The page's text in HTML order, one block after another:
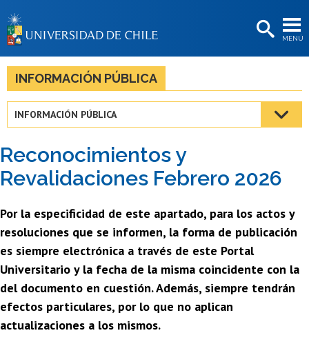
MENÚ
BIBLIOTECAS
LA UNIVERSIDAD
Estudiantes
Académicas/os
Funcionarias/os
Egresadas/os
INFORMACIÓN PÚBLICA
INFORMACIÓN PÚBLICA
Reconocimientos y
Revalidaciones Febrero 2026
Por la especificidad de este apartado, para los actos y
resoluciones que se informen, la forma de publicación
es siempre electrónica a través de este Portal
Universitario y la fecha de la misma coincidente con la
del documento en cuestión. Además, siempre tendrán
efectos particulares, por lo que no aplican
actualizaciones a los mismos.